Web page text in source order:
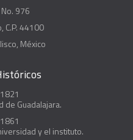
976
C.P. 44100
México
de Guadalajara.
y el instituto.